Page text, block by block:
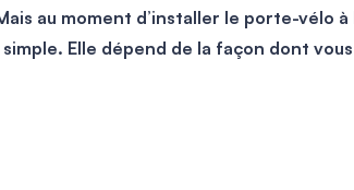
au moment d’installer le porte-vélo
Elle dépend de la façon dont